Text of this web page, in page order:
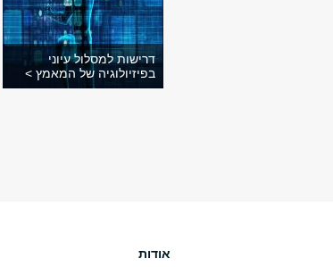
דרישות למסלול עיוני
בפיזיולוגיה של המאמץ >
אודות